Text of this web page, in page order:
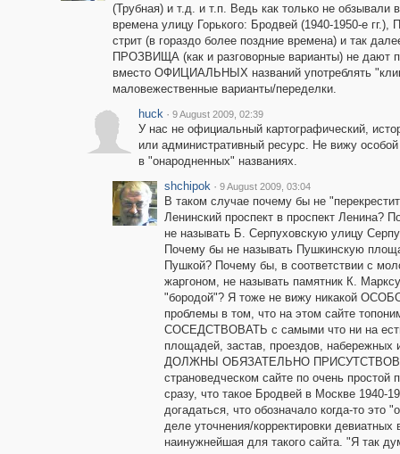
(Трубная) и т.д. и т.п. Ведь как только не обзывали
времена улицу Горького: Бродвей (1940-1950-е гг.),
стрит (в гораздо более поздние времена) и так
ПРОЗВИЩА (как и разговорные варианты) не дают
вместо ОФИЦИАЛЬНЫХ названий употреблять
маловежественные варианты/переделки.
huck · 9 August 2009, 02:39
У нас не официальный картографический,
или административный ресурс. Не вижу
в "онародненных" названиях.
shchipok · 9 August 2009, 03:04
В таком случае почему бы не
Ленинский проспект в проспект Ленина?
не называть Б. Серпуховскую улицу
Почему бы не называть Пушкинскую
Пушкой? Почему бы, в соответствии с
жаргоном, не называть памятник К. Марксу
"бородой"? Я тоже не вижу никакой
проблемы в том, что на этом сайте
СОСЕДСТВОВАТЬ с самыми что ни на
площадей, застав, проездов,
ДОЛЖНЫ ОБЯЗАТЕЛЬНО
страноведческом сайте по очень
сразу, что такое Бродвей в Москве 1940-
догадаться, что обозначало когда-то это
деле уточнения/корректировки
наинужнейшая для такого сайта. "Я так